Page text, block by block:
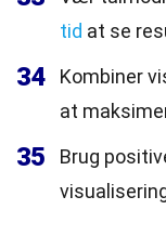
tid at se
34
Kombiner
at
35
Brug